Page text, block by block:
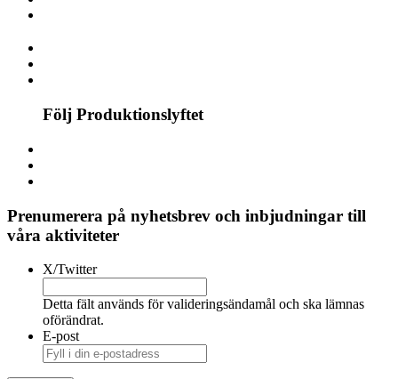
Följ Produktionslyftet
Prenumerera på nyhetsbrev och inbjudningar till
våra aktiviteter
X/Twitter
Detta fält används för valideringsändamål och ska lämnas
oförändrat.
E-post